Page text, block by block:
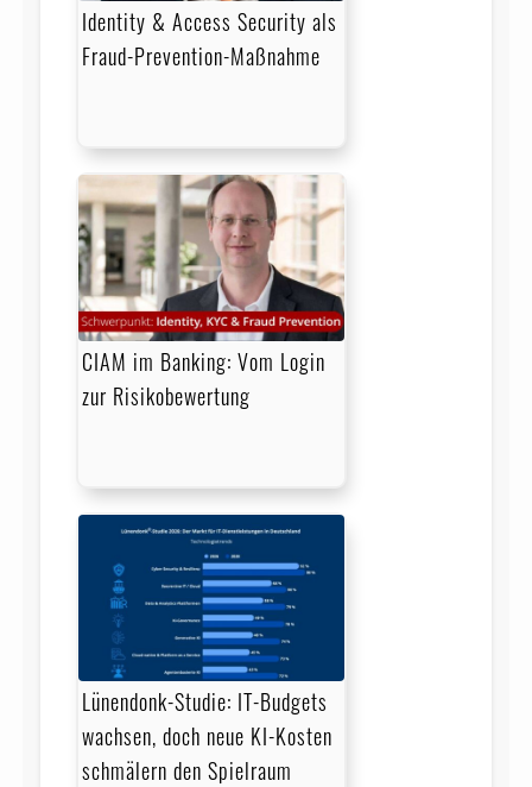
Identity & Access Security als
Fraud-Prevention-Maßnahme
CIAM im Banking: Vom Login
zur Risikobewertung
Lünendonk-Studie: IT-Budgets
wachsen, doch neue KI-Kosten
schmälern den Spielraum